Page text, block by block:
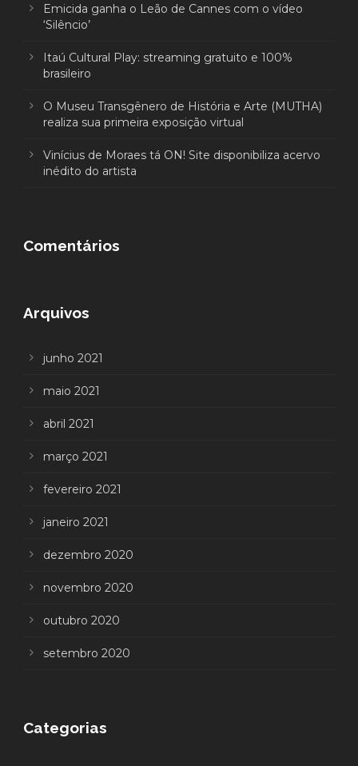
Emicida ganha o Leão de Cannes com o vídeo
‘Silêncio’
Itaú Cultural Play: streaming gratuito e 100%
brasileiro
O Museu Transgênero de História e Arte (MUTHA)
realiza sua primeira exposição virtual
Vinícius de Moraes tá ON! Site disponibiliza acervo
inédito do artista
Comentários
Arquivos
junho 2021
maio 2021
abril 2021
março 2021
fevereiro 2021
janeiro 2021
dezembro 2020
novembro 2020
outubro 2020
setembro 2020
Categorias